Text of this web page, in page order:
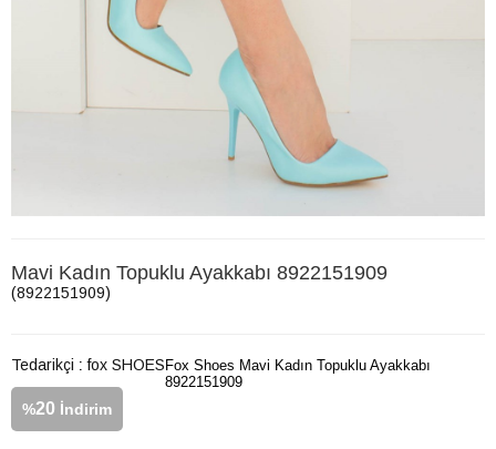
Mavi Kadın Topuklu Ayakkabı 8922151909
(8922151909)
Tedarikçi : fox SHOES
%20 İndirim
Fox Shoes Mavi Kadın Topuklu Ayakkabı
8922151909